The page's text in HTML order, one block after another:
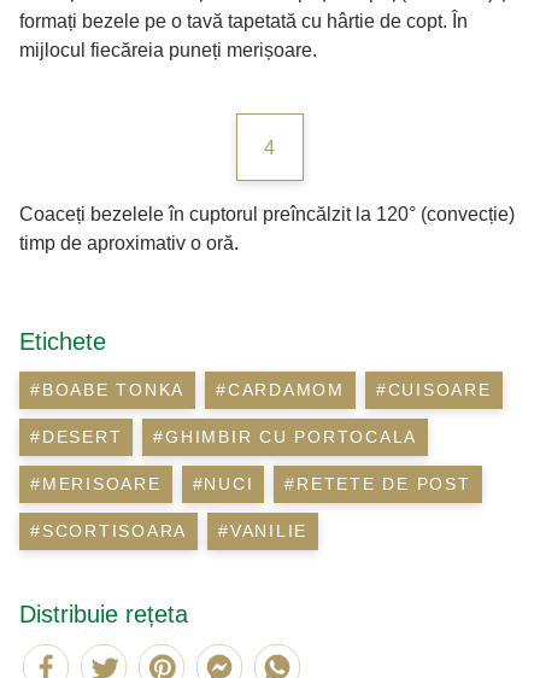
formați bezele pe o tavă tapetată cu hârtie de copt. În
mijlocul fiecăreia puneți merișoare.
4
Coaceți bezelele în cuptorul preîncălzit la 120° (convecție)
timp de aproximativ o oră.
Etichete
#BOABE TONKA #CARDAMOM #CUISOARE
#DESERT #GHIMBIR CU PORTOCALA
#MERISOARE #NUCI #RETETE DE POST
#SCORTISOARA #VANILIE
Distribuie rețeta